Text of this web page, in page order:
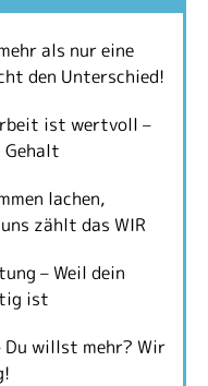
als nur eine
den Unterschied!
ist wertvoll –
Gehalt
lachen,
zählt das WIR
– Weil dein
ist
willst mehr? Wir